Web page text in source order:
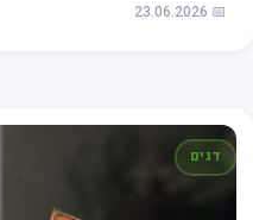
📅 23.06.2026
דגים